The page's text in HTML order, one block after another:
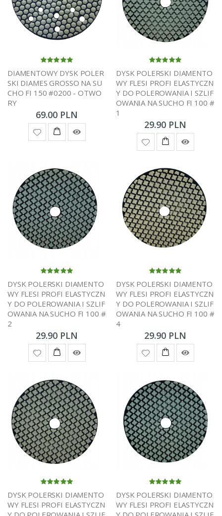
DIAMENTOWY DYSK POLER
SKI DIAMES GROSSO NA SU
CHO FI 150 #0200 - OTWO
RY
69.00 PLN
DYSK POLERSKI DIAMENTO
WY FLESI PROFI ELASTYCZN
Y DO POLEROWANIA I SZLIF
OWANIA NA SUCHO FI 100 #
1
29.90 PLN
DYSK POLERSKI DIAMENTO
WY FLESI PROFI ELASTYCZN
Y DO POLEROWANIA I SZLIF
OWANIA NA SUCHO FI 100 #
2
29.90 PLN
DYSK POLERSKI DIAMENTO
WY FLESI PROFI ELASTYCZN
Y DO POLEROWANIA I SZLIF
OWANIA NA SUCHO FI 100 #
4
29.90 PLN
DYSK POLERSKI DIAMENTO
WY FLESI PROFI ELASTYCZN
DYSK POLERSKI DIAMENTO
WY FLESI PROFI ELASTYCZN